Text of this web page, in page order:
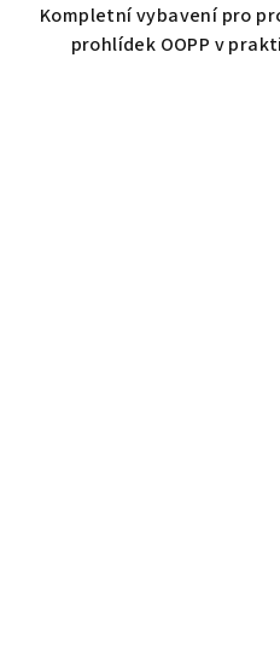
Kompletní vybavení pro
prohlídek OOPP v